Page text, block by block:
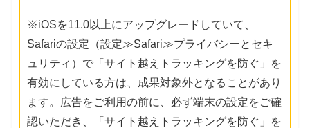
※iOSを11.0以上にアップグレードしていて、
Safariの設定（設定≫Safari≫プライバシーとセキ
ュリティ）で「サイト越えトラッキングを防ぐ」を
有効にしている方は、成果対象外となることがあり
ます。広告をご利用の前に、必ず端末の設定をご確
認いただき、「サイト越えトラッキングを防ぐ」を